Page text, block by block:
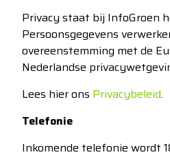
Privacy staat bij InfoGroen
Persoonsgegevens
overeenstemming met de
Nederlandse
Lees hier ons Privacybeleid.
Telefonie
Inkomende telefonie wordt